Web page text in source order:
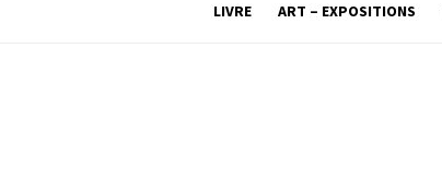
LIVRE ART – EXPOSITIONS